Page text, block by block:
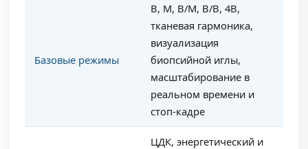
Базовые режимы
B, M, B/M, B/B, 4B,
тканевая гармоника,
визуализация
биопсийной иглы,
масштабирование в
реальном времени и
стоп-кадре
ЦДК, энергетический и